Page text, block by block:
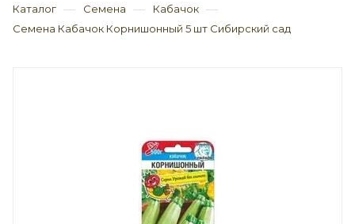
Каталог — Семена — Кабачок —
Семена Кабачок Корнишонный 5 шт Сибирский сад